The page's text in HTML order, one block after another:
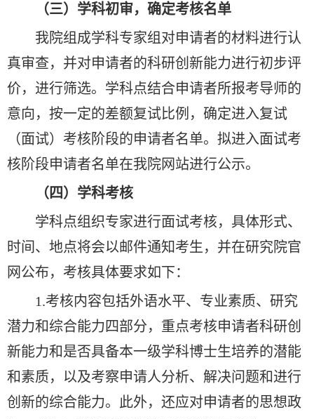
（三）学科初审，确定考核名单
我院组成学科专家组对申请者的材料进行认
真审查，并对申请者的科研创新能力进行初步评
价，进行筛选。学科点结合申请者所报考导师的
意向，按一定的差额复试比例，确定进入复试
（面试）考核阶段的申请者名单。拟进入面试考
核阶段申请者名单在我院网站进行公示。
（四）学科考核
学科点组织专家进行面试考核，具体形式、
时间、地点将会以邮件通知考生，并在研究院官
网公布，考核具体要求如下：
1.考核内容包括外语水平、专业素质、研究
潜力和综合能力四部分，重点考核申请者科研创
新能力和是否具备本一级学科博士生培养的潜能
和素质，以及考察申请人分析、解决问题和进行
创新的综合能力。此外，还应对申请者的思想政